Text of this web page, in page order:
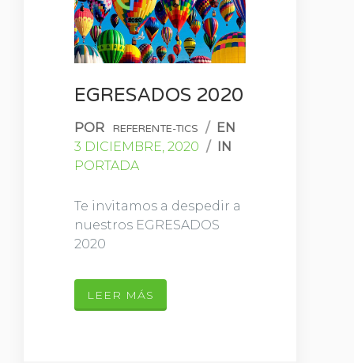
EGRESADOS 2020
POR REFERENTE-TICS / EN
3 DICIEMBRE, 2020 / IN
PORTADA
Te invitamos a despedir a
nuestros EGRESADOS
2020
LEER MÁS